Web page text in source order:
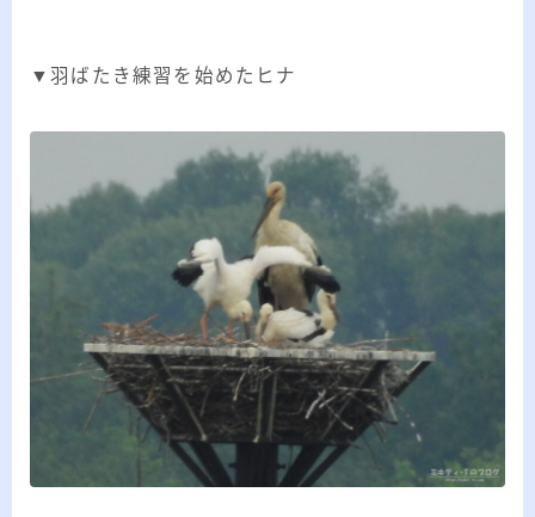
▼羽ばたき練習を始めたヒナ